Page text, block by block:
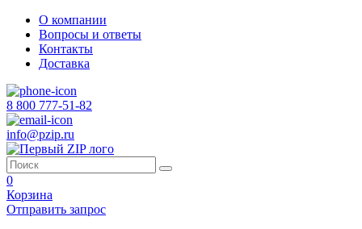
О компании
Вопросы и ответы
Контакты
Доставка
8 800 777-51-82
info@pzip.ru
0
Корзина
Отправить запрос